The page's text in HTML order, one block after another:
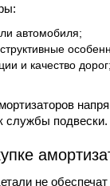
автомобиля;
и качество дорог;
службы подвески.
не обеспечат